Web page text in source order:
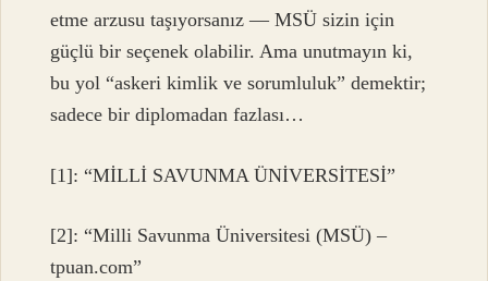
etme arzusu taşıyorsanız — MSÜ sizin için
güçlü bir seçenek olabilir. Ama unutmayın ki,
bu yol “askeri kimlik ve sorumluluk” demektir;
sadece bir diplomadan fazlası…
[1]: “MİLLİ SAVUNMA ÜNİVERSİTESİ”
[2]: “Milli Savunma Üniversitesi (MSÜ) –
tpuan.com”